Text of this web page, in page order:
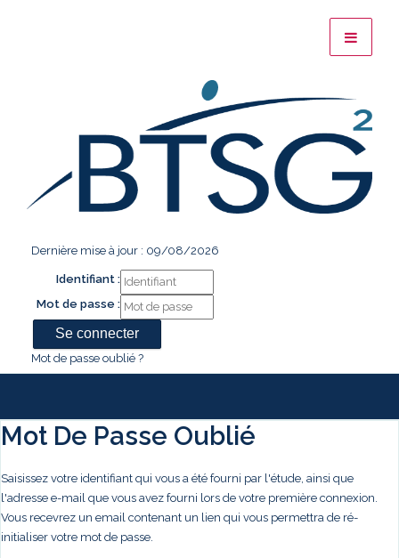
Dernière mise à jour : 09/08/2026
Identifiant :
Mot de passe :
Mot de passe oublié ?
Mot De Passe Oublié
Saisissez votre identifiant qui vous a été fourni par l'étude, ainsi que
l'adresse e-mail que vous avez fourni lors de votre première connexion.
Vous recevrez un email contenant un lien qui vous permettra de ré-
initialiser votre mot de passe.